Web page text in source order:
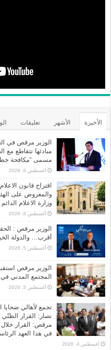
الأخيرة الأشهر تعليقات
الوزير مرقص في
مبادئها تتقاطع مع
مسمى “مكافحة
أغسطس 6, 2026
اقتراح قانون
والمعروض على
وزارة الاعلام
أغسطس 6, 2026
الوزير مرقص :
أقرب… والدولة
أغسطس 5, 2026
الوزير مرقص
المجتمع المدني
أغسطس 5, 2026
تجمع لأهالي ضحايا
نصار: القرار
مرقص: القرار
في هذا العهد
أغسطس 4, 2026